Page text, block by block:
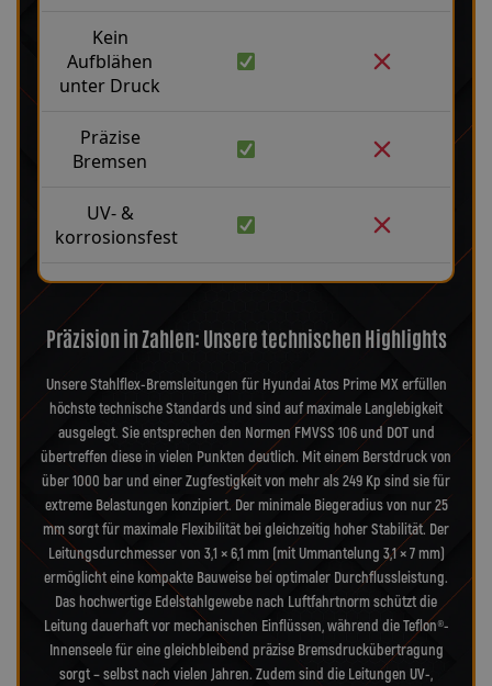
Kein
Aufblähen
unter Druck
Präzise
Bremsen
UV- &
korrosionsfest
Präzision in Zahlen: Unsere technischen Highlights
Unsere Stahlflex-Bremsleitungen für Hyundai Atos Prime MX erfüllen
höchste technische Standards und sind auf maximale Langlebigkeit
ausgelegt. Sie entsprechen den Normen FMVSS 106 und DOT und
übertreffen diese in vielen Punkten deutlich. Mit einem Berstdruck von
über 1000 bar und einer Zugfestigkeit von mehr als 249 Kp sind sie für
extreme Belastungen konzipiert. Der minimale Biegeradius von nur 25
mm sorgt für maximale Flexibilität bei gleichzeitig hoher Stabilität. Der
Leitungsdurchmesser von 3,1 × 6,1 mm (mit Ummantelung 3,1 × 7 mm)
ermöglicht eine kompakte Bauweise bei optimaler Durchflussleistung.
Das hochwertige Edelstahlgewebe nach Luftfahrtnorm schützt die
Leitung dauerhaft vor mechanischen Einflüssen, während die Teflon®-
Innenseele für eine gleichbleibend präzise Bremsdruckübertragung
sorgt – selbst nach vielen Jahren. Zudem sind die Leitungen UV-,